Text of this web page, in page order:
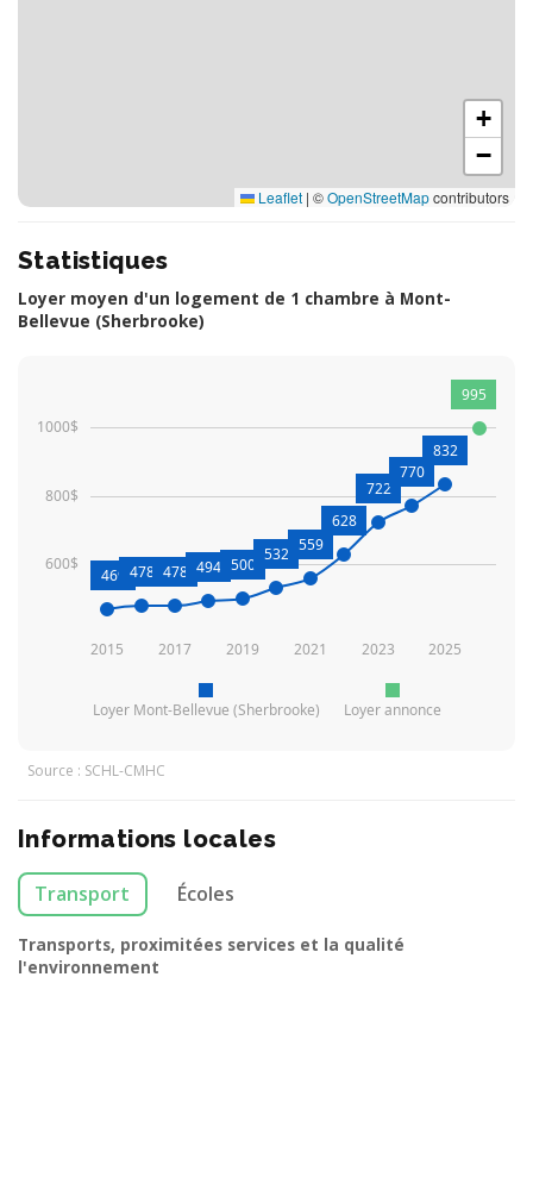
+
−
Leaflet | ©OpenStreetMapcontributors
Statistiques
Loyer moyen d'un logement de 1 chambre à Mont-
Bellevue (Sherbrooke)
Loyer Mont-Bellevue (Sherbrooke) Loyer annonce
2015 2017 2019 2021 2023 2025
600$
800$
1000$
469 478 478 494 500
532 559
628
722
770
832
995
Source : SCHL-CMHC
Informations locales
Transport Écoles
Transports, proximitées services et la qualité
l'environnement